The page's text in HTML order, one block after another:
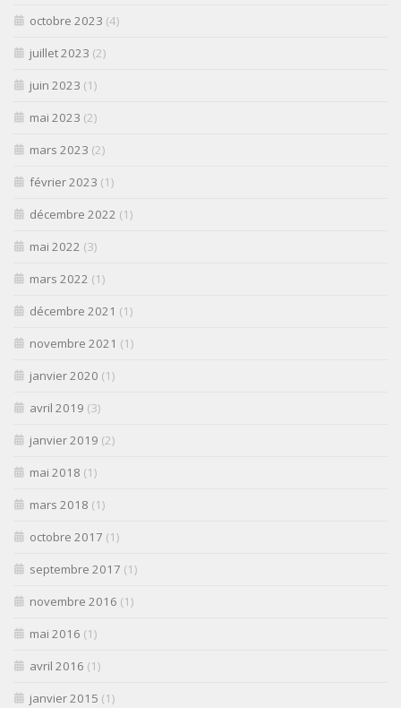
octobre 2023 (4)
juillet 2023 (2)
juin 2023 (1)
mai 2023 (2)
mars 2023 (2)
février 2023 (1)
décembre 2022 (1)
mai 2022 (3)
mars 2022 (1)
décembre 2021 (1)
novembre 2021 (1)
janvier 2020 (1)
avril 2019 (3)
janvier 2019 (2)
mai 2018 (1)
mars 2018 (1)
octobre 2017 (1)
septembre 2017 (1)
novembre 2016 (1)
mai 2016 (1)
avril 2016 (1)
janvier 2015 (1)